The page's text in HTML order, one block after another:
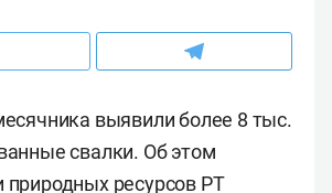
выявили более 8 тыс.
свалки. Об этом
природных ресурсов РТ